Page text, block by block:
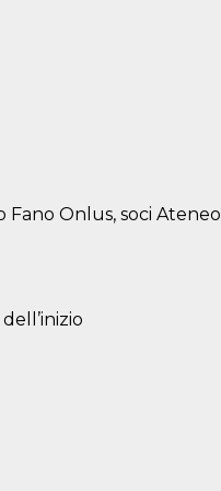
Fano Onlus, soci Ateneo